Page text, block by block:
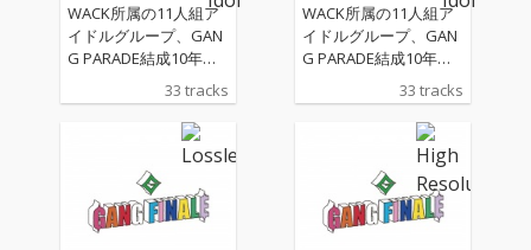
WACK所属の11人組ア
イドルグループ、GAN
G PARADE結成10年目
の記念日にリリースさ
れる作品は、GANG PA
RADEの持つ170曲以上
のオリジナル楽曲か
ら、新曲を含む合計33
曲を収録した、彼女た
ちの10年間の歴史が凝
縮された3枚組アルバ
33 tracks
WACK所属の11人組ア
イドルグループ、GAN
G PARADE結成10年目
の記念日にリリースさ
れる作品は、GANG PA
RADEの持つ170曲以上
のオリジナル楽曲か
ら、新曲を含む合計33
曲を収録した、彼女た
ちの10年間の歴史が凝
縮された3枚組アルバ
33 tracks